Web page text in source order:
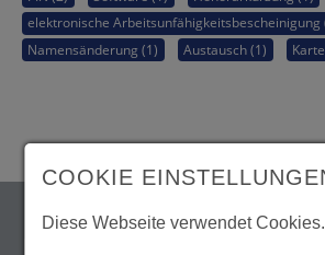
elektronische Arbeitsunfähigkeitsbescheinigung
Namensänderung (1)
Austausch (1)
COOKIE
Diese Webseite verwendet Cookies.